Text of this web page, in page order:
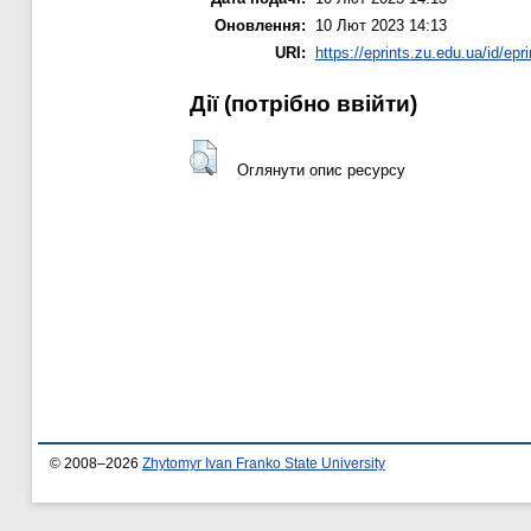
Оновлення:
10 Лют 2023 14:13
URI:
https://eprints.zu.edu.ua/id/
Дії ​​(потрібно ввійти)
Оглянути опис ресурсу
© 2008–2026 Zhytomyr Ivan Franko State University